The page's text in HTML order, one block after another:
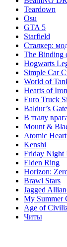
Teardown
Osu
GTA 5
Starfield
Сталкер:
The Binding
Hogwarts
Simple Car
World of
Hearts of
Euro Truck
Baldur’s
В тылу
Mount &
Atomic Heart
Kenshi
Friday Night
Elden Ring
Horizon:
Brawl Stars
Jagged
My Summer
Age of
Читы